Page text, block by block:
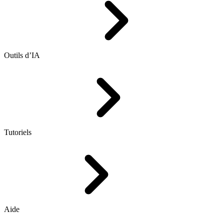
Outils d’IA
Tutoriels
Aide